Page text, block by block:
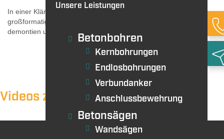
In einer Kläranlage mussten wir Teile der Kläranlage in Form
großformatiger Stahlbetonbalken absägen, dabei sichern,
demontien und auf Sattelschlepper verladen sowie entsorgen.
•
Videos zur Referenz
Unsere Leistungen
Betonbohren
Kernbohrungen
Endlosbohrungen
Verbundanker
Anschlussbewehrung
Betonsägen
Wandsägen